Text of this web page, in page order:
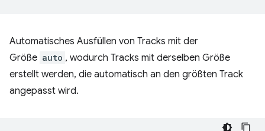
Automatisches Ausfüllen von Tracks mit der
Größe auto , wodurch Tracks mit derselben Größe
erstellt werden, die automatisch an den größten Track
angepasst wird.